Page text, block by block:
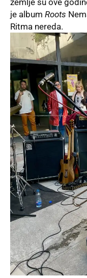
zemlje su ove
je album Roots
Ritma nereda.